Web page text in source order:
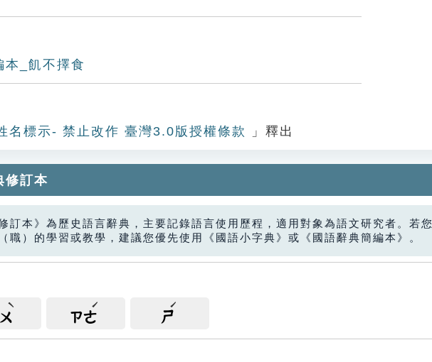
本_飢不擇食
名標示- 禁止改作 臺灣3.0版授權條款 」釋出
修訂本
訂本》為歷史語言辭典，主要記錄語言使用歷程，適用對象為語文研究者。若
職）的學習或教學，建議您優先使用《國語小字典》或《國語辭典簡編本》。
ㄗㄜ ㄕ